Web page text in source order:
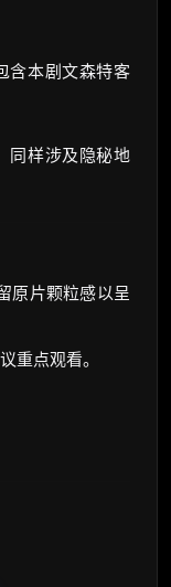
含本剧文森特客
同样涉及隐秘地
原片颗粒感以呈
重点观看。